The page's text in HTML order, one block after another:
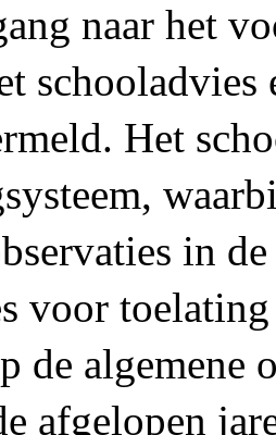
naar het
schooladvies
Het
in
voor
de
afgelopen